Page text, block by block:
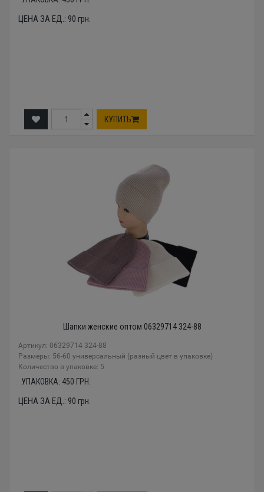
ЦЕНА ЗА ЕД.: 90 грн.
КУПИТЬ
Шапки женские оптом 06329714 324-88
Артикул: 06329714 324-88
Размеры: 56-60 универсальный (разный цвет в упаковке)
Количество в упаковке: 5
УПАКОВКА: 450 ГРН.
ЦЕНА ЗА ЕД.: 90 грн.